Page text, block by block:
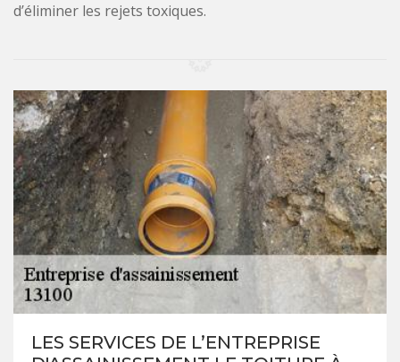
d’éliminer les rejets toxiques.
LES SERVICES DE L’ENTREPRISE